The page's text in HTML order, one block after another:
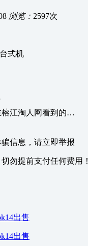
浏览： 2597次
式机
榕江淘人网看到的…
信息，请立即举报
勿提前支付任何费用！
出售